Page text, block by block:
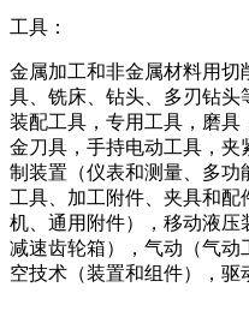
工具：
金属加工和非金属材料用
具、铣床、钻头、多刃钻头
装配工具，专用工具，磨具
金刀具，手持电动工具，
制装置（仪表和测量、多功
工具、加工附件、夹具和
机、通用附件），移动液压
减速齿轮箱），气动（气
空技术（装置和组件），驱